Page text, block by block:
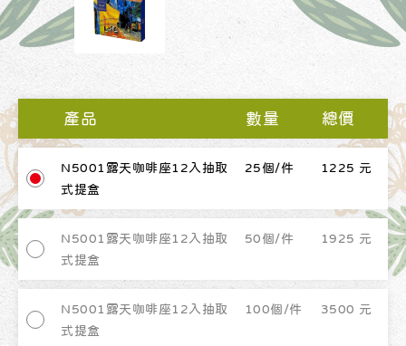
產品 數量 總價
N5001露天咖啡座12入抽取
式提盒
25個/件 1225 元
N5001露天咖啡座12入抽取
式提盒
50個/件 1925 元
N5001露天咖啡座12入抽取
式提盒
100個/件 3500 元